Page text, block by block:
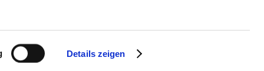
Details zeigen